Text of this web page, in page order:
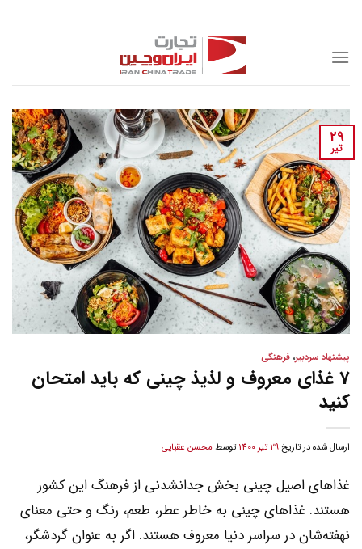
content
29
تیر
پیشنهاد سردبیر، فرهنگی
7 غذای معروف و لذیذ چینی که باید امتحان
کنید
ارسال شده در تاریخ29 تیر 1400 توسط محسن عقبایی
غذاهای اصیل چینی بخش جدانشدنی از فرهنگ این کشور
هستند. غذاهای چینی به خاطر عطر، طعم، رنگ و حتی معنای
نهفته‌شان در سراسر دنیا معروف هستند. اگر به عنوان گردشگر،